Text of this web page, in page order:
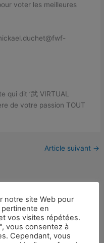
voter les meilleures
fwf-
Article suivant →
notre site Web pour
en
vos visites répétées.
vous consentez à
Cependant, vous